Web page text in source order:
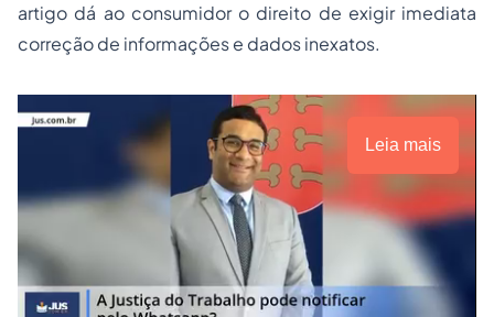
artigo dá ao consumidor o direito de exigir imediata
correção de informações e dados inexatos.
Leia mais